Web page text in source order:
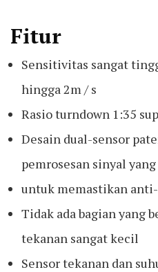
Fitur
Sensitivitas sangat
hingga 2m / s
Rasio turndown 1:35
Desain dual-sensor
pemrosesan sinyal
untuk memastikan
Tidak ada bagian yang
tekanan sangat kecil
Sensor tekanan dan